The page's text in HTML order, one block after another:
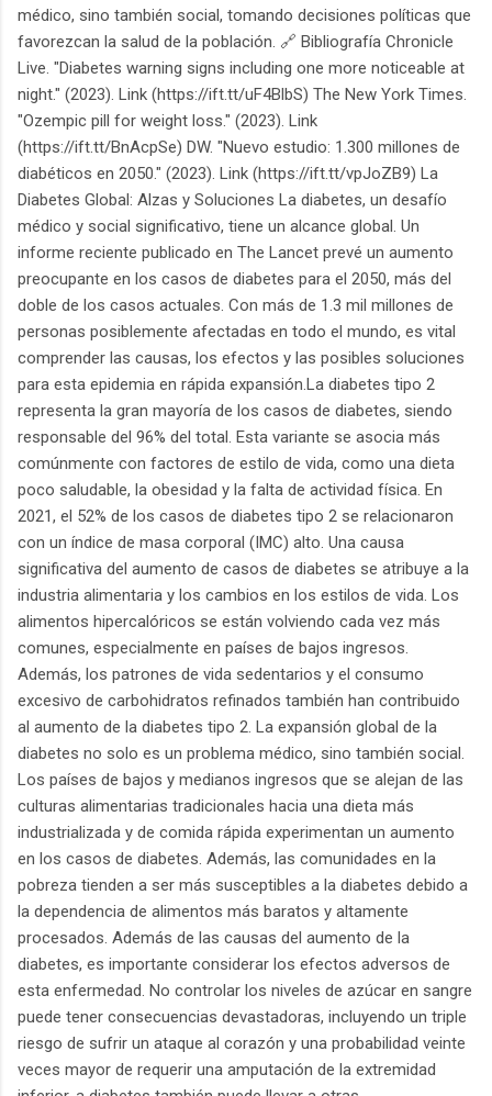
médico, sino también social, tomando decisiones políticas que
favorezcan la salud de la población. 🔗 Bibliografía Chronicle
Live. "Diabetes warning signs including one more noticeable at
night." (2023). Link (https://ift.tt/uF4BlbS) The New York Times.
"Ozempic pill for weight loss." (2023). Link
(https://ift.tt/BnAcpSe) DW. "Nuevo estudio: 1.300 millones de
diabéticos en 2050." (2023). Link (https://ift.tt/vpJoZB9) La
Diabetes Global: Alzas y Soluciones La diabetes, un desafío
médico y social significativo, tiene un alcance global. Un
informe reciente publicado en The Lancet prevé un aumento
preocupante en los casos de diabetes para el 2050, más del
doble de los casos actuales. Con más de 1.3 mil millones de
personas posiblemente afectadas en todo el mundo, es vital
comprender las causas, los efectos y las posibles soluciones
para esta epidemia en rápida expansión.La diabetes tipo 2
representa la gran mayoría de los casos de diabetes, siendo
responsable del 96% del total. Esta variante se asocia más
comúnmente con factores de estilo de vida, como una dieta
poco saludable, la obesidad y la falta de actividad física. En
2021, el 52% de los casos de diabetes tipo 2 se relacionaron
con un índice de masa corporal (IMC) alto. Una causa
significativa del aumento de casos de diabetes se atribuye a la
industria alimentaria y los cambios en los estilos de vida. Los
alimentos hipercalóricos se están volviendo cada vez más
comunes, especialmente en países de bajos ingresos.
Además, los patrones de vida sedentarios y el consumo
excesivo de carbohidratos refinados también han contribuido
al aumento de la diabetes tipo 2. La expansión global de la
diabetes no solo es un problema médico, sino también social.
Los países de bajos y medianos ingresos que se alejan de las
culturas alimentarias tradicionales hacia una dieta más
industrializada y de comida rápida experimentan un aumento
en los casos de diabetes. Además, las comunidades en la
pobreza tienden a ser más susceptibles a la diabetes debido a
la dependencia de alimentos más baratos y altamente
procesados. Además de las causas del aumento de la
diabetes, es importante considerar los efectos adversos de
esta enfermedad. No controlar los niveles de azúcar en sangre
puede tener consecuencias devastadoras, incluyendo un triple
riesgo de sufrir un ataque al corazón y una probabilidad veinte
veces mayor de requerir una amputación de la extremidad